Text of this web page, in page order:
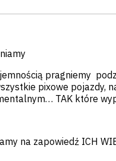
pragniemy
pixowe pojazdy,
TAK które
na zapowiedź ICH